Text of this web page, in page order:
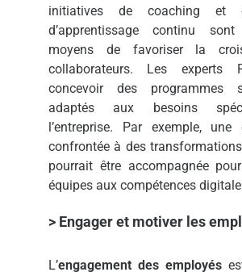
initiatives de coaching et
d’apprentissage continu
moyens de favoriser la
collaborateurs. Les experts
concevoir des programmes
adaptés aux besoins
l’entreprise. Par exemple, une
confrontée à des
pourrait être accompagnée
équipes aux compétences
> Engager et motiver les
L’engagement des employés